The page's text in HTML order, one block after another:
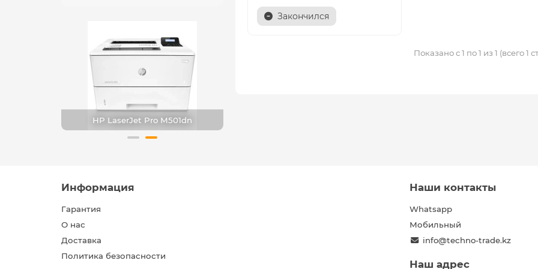
HP LaserJet Pro M501dn
Закончился
Показано с 1 по 1 из 1 (всего 1
Информация
Гарантия
О нас
Доставка
Политика безопасности
Наши контакты
Whatsapp
Мобильный
info@techno-trade.kz
Наш адрес